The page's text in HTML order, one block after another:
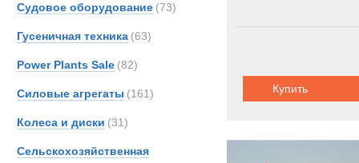
Судовое оборудование (73)
Гусеничная техника (63)
Power Plants Sale (82)
Силовые агрегаты (161)
Колеса и диски (31)
Сельскохозяйственная
Купить